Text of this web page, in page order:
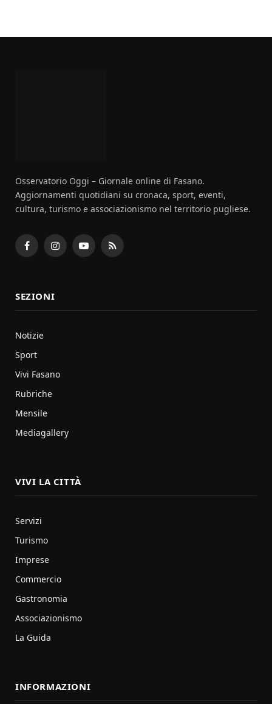
Osservatorio Oggi – Giornale online di Fasano.
Aggiornamenti quotidiani su cronaca, sport, eventi,
cultura, turismo e associazionismo nel territorio pugliese.
FacebookInstagramYouTubeRSS
SEZIONI
Notizie
Sport
Vivi Fasano
Rubriche
Mensile
Mediagallery
VIVI LA CITTÀ
Servizi
Turismo
Imprese
Commercio
Gastronomia
Associazionismo
La Guida
INFORMAZIONI